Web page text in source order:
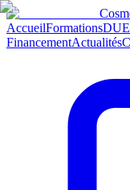
AccueilFormations
FinancementActualités